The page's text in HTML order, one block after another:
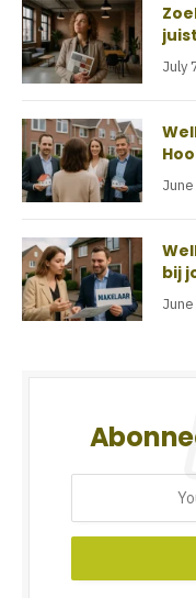
July
bij